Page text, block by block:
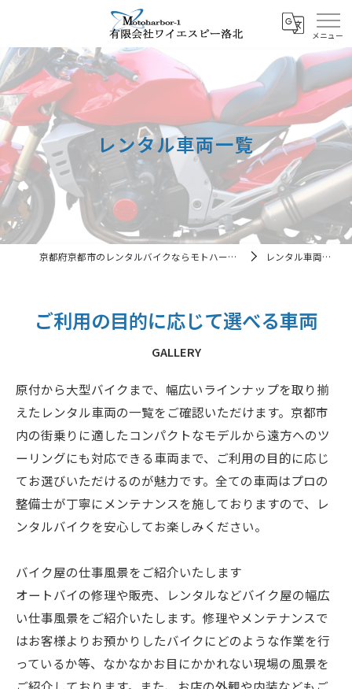
レンタル車両一覧
京都府京都市のレンタルバイクならモトハーバー１ レンタル車両一覧
ご利用の目的に応じて選べる車両
GALLERY
原付から大型バイクまで、幅広いラインナップを取り揃
えたレンタル車両の一覧をご確認いただけます。京都市
内の街乗りに適したコンパクトなモデルから遠方へのツ
ーリングにも対応できる車両まで、ご利用の目的に応じ
てお選びいただけるのが魅力です。全ての車両はプロの
整備士が丁寧にメンテナンスを施しておりますので、レ
ンタルバイクを安心してお楽しみください。
バイク屋の仕事風景をご紹介いたします
オートバイの修理や販売、レンタルなどバイク屋の幅広
い仕事風景をご紹介いたします。修理やメンテナンスで
はお客様よりお預かりしたバイクにどのような作業を行
っているか等、なかなかお目にかかれない現場の風景を